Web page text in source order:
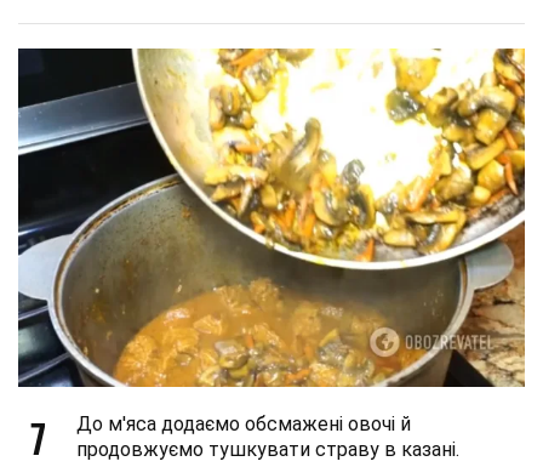
7
До м'яса додаємо обсмажені овочі й
продовжуємо тушкувати страву в казані.